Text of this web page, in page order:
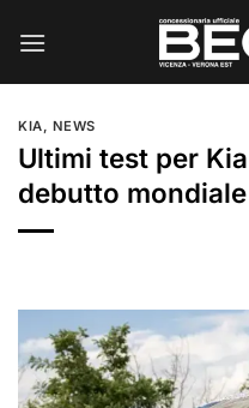
KIA, NEWS
Ultimi test per
debutto